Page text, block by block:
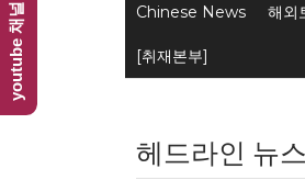
Chinese News 해외
[취재본부]
헤드라인 뉴스
youtube 채널